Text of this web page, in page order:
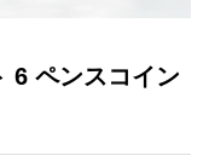
6 ペンスコイン